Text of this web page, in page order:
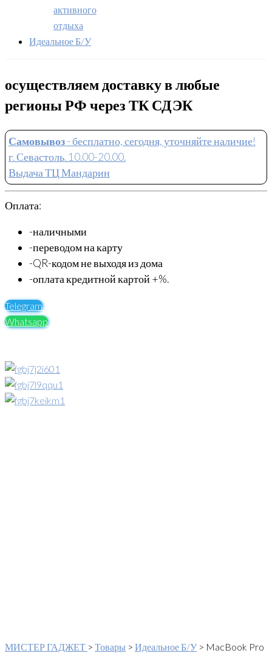
активного
отдыха
Идеальное Б/У
осуществляем доставку в любые
регионы РФ через ТК СДЭК
Самовывоз- бесплатно, сегодня, уточняйте наличие!
г. Севастоль. 10.00-20.00.
Выдача ТЦ Мандарин
Оплата:
-наличными
-переводом на карту
-QR-кодом не выходя из дома
-оплата кредитной картой +%.
Telegram
Whatsapp
МИСТЕР ГАДЖЕТ > Товары > Идеальное Б/У > MacBook Pro